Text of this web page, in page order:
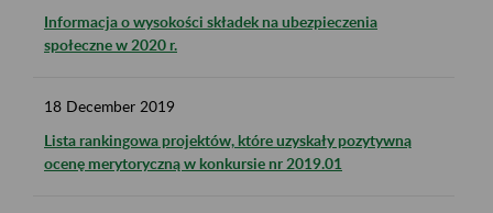
Informacja o wysokości składek na ubezpieczenia
społeczne w 2020 r.
18 December 2019
Lista rankingowa projektów, które uzyskały pozytywną
ocenę merytoryczną w konkursie nr 2019.01